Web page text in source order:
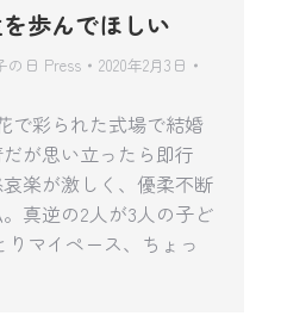
歩んでほしい
の日 Press
2020年2月3日
で彩られた式場で結婚
が思い立ったら即行
楽が激しく、優柔不断
真逆の2人が3人の子ど
マイペース、ちょっ